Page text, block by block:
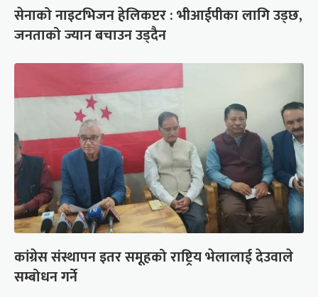
सेनाको नाइटभिजन हेलिकप्टर : भीआईपीका लागि उड्छ,
जनताको ज्यान बचाउन उड्दैन
कांग्रेस संस्थापन इतर समूहको राष्ट्रिय भेलालाई देउवाले
सम्बोधन गर्ने